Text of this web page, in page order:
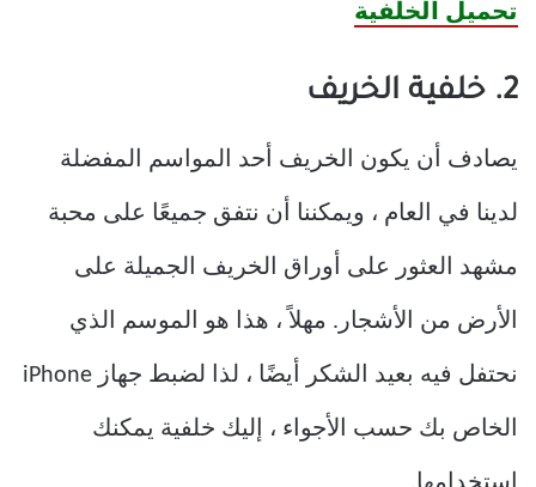
تحميل الخلفية
2. خلفية الخريف
يصادف أن يكون الخريف أحد المواسم المفضلة
لدينا في العام ، ويمكننا أن نتفق جميعًا على محبة
مشهد العثور على أوراق الخريف الجميلة على
الأرض من الأشجار. مهلاً ، هذا هو الموسم الذي
نحتفل فيه بعيد الشكر أيضًا ، لذا لضبط جهاز iPhone
الخاص بك حسب الأجواء ، إليك خلفية يمكنك